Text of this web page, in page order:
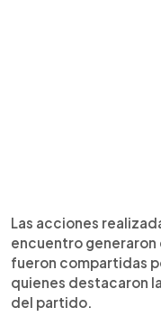
Las acciones
encuentro
fueron compartidas
quienes destacaron
del partido.